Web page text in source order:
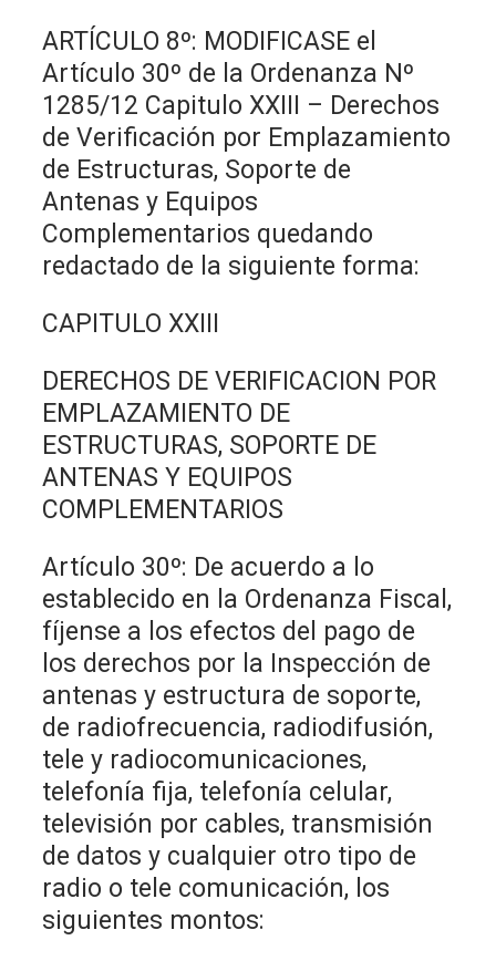
ARTÍCULO 8º: MODIFICASE el
Artículo 30º de la Ordenanza Nº
1285/12 Capitulo XXIII – Derechos
de Verificación por Emplazamiento
de Estructuras, Soporte de
Antenas y Equipos
Complementarios quedando
redactado de la siguiente forma:
CAPITULO XXIII
DERECHOS DE VERIFICACION POR
EMPLAZAMIENTO DE
ESTRUCTURAS, SOPORTE DE
ANTENAS Y EQUIPOS
COMPLEMENTARIOS
Artículo 30º: De acuerdo a lo
establecido en la Ordenanza Fiscal,
fíjense a los efectos del pago de
los derechos por la Inspección de
antenas y estructura de soporte,
de radiofrecuencia, radiodifusión,
tele y radiocomunicaciones,
telefonía fija, telefonía celular,
televisión por cables, transmisión
de datos y cualquier otro tipo de
radio o tele comunicación, los
siguientes montos: